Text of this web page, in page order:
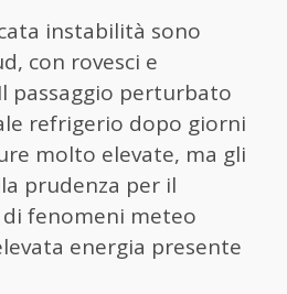
instabilità sono
con rovesci e
passaggio perturbato
refrigerio dopo giorni
molto elevate, ma gli
prudenza per il
fenomeni meteo
energia presente